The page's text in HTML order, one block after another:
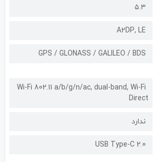
۵.۳
A۲DP, LE
GPS / GLONASS / GALILEO / BDS
Wi-Fi 802.11 a/b/g/n/ac, dual-band, Wi-Fi
Direct
ندارد
USB Type-C 2.0